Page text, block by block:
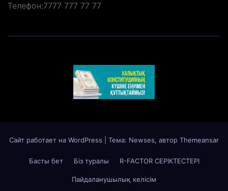
Телефон:7777 777 77 77
Сайт работает на WordPress Тема: Newses, автор Themeansar
Басты бет Біз туралы R-FACTOR СЕРІКТЕСТЕРІ
Пайдаланушылық келісім